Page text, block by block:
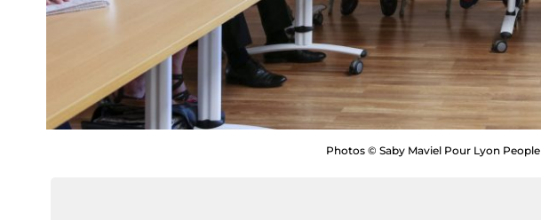
Photos © Saby Maviel Pour Lyon People